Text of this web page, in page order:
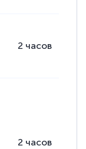
2 часов
2 часов